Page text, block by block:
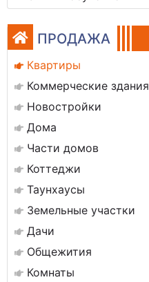
ПРОДАЖА
Квартиры
Коммерческие здания
Новостройки
Дома
Части домов
Коттеджи
Таунхаусы
Земельные участки
Дачи
Общежития
Комнаты